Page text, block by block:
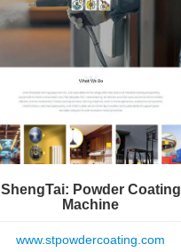
ShengTai: Powder Coating
Machine
www.stpowdercoating.com